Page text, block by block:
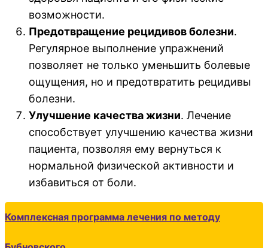
возможности.
Предотвращение рецидивов болезни.
Регулярное выполнение упражнений
позволяет не только уменьшить болевые
ощущения, но и предотвратить рецидивы
болезни.
Улучшение качества жизни. Лечение
способствует улучшению качества жизни
пациента, позволяя ему вернуться к
нормальной физической активности и
избавиться от боли.
Комплексная программа лечения по методу